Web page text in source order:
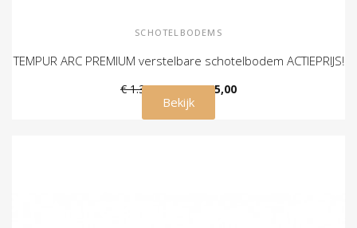
SCHOTELBODEMS
TEMPUR ARC PREMIUM verstelbare schotelbodem ACTIEPRIJS!
€ 1.399,00 € 1.045,00
Bekijk